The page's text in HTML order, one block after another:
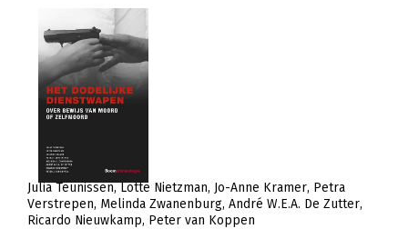
Julia Teunissen Lotte Nietzman Jo-Anne Kramer Petra
Verstrepen Melinda Zwanenburg André W.E.A. De Zutter
Ricardo Nieuwkamp Peter van Koppen